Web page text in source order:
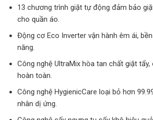
13 chương trình giặt tự động đảm bảo
cho quần áo.
Động cơ Eco Inverter vận hành êm ái,
năng.
Công nghệ UltraMix hòa tan chất giặt
hoàn toàn.
Công nghệ HygienicCare loại bỏ hơn
nhân dị ứng.